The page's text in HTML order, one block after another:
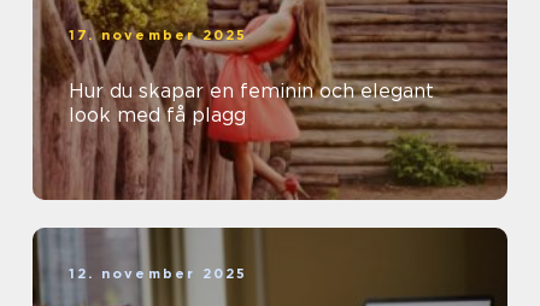
17. november 2025
Hur du skapar en feminin och elegant
look med få plagg
12. november 2025